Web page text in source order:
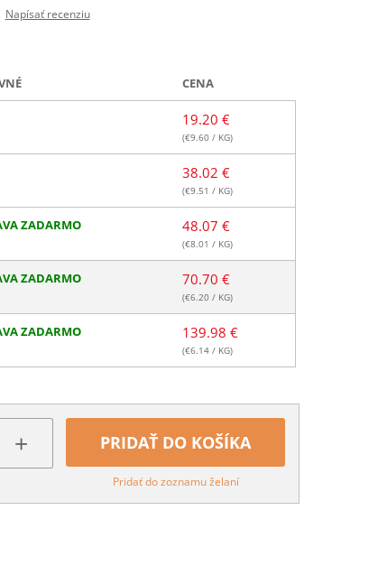
Napísať recenziu
CENA
19.20 €
(€9.60/ KG)
38.02 €
(€9.51 / KG)
ZADARMO 48.07 €
(€8.01 / KG)
ZADARMO 70.70 €
(€6.20/ KG)
ZADARMO 139.98 €
(€6.14/ KG)
+ PRIDAŤ DO KOŠÍKA
Pridať do zoznamu želaní